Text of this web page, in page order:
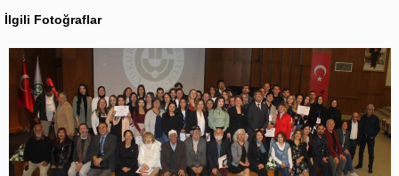
İlgili Fotoğraflar